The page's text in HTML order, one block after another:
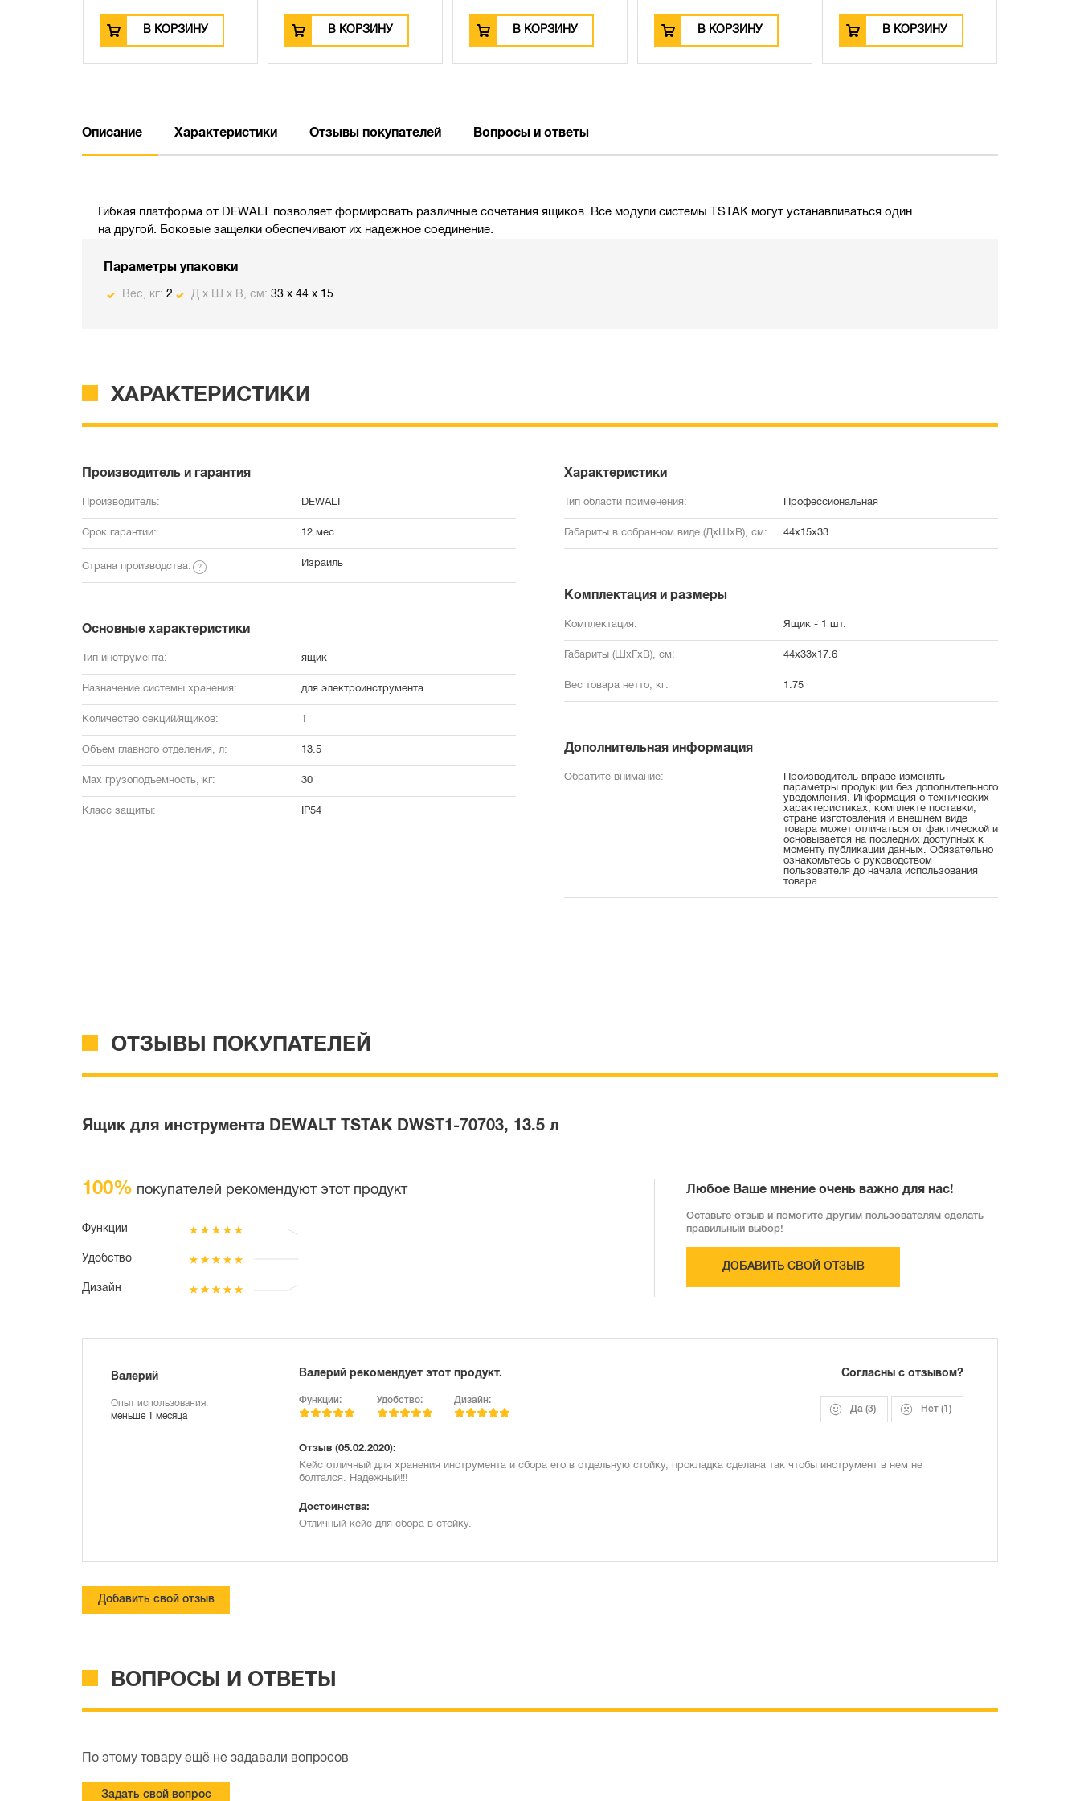
В КОРЗИНУ В КОРЗИНУ В КОРЗИНУ В КОРЗИНУ В КОРЗИНУ
Описание Характеристики Отзывы покупателей Вопросы и ответы
Гибкая платформа от DEWALT позволяет формировать различные сочетания ящиков. Все модули системы TSTAK могут устанавливаться один
на другой. Боковые защелки обеспечивают их надежное соединение.
Параметры упаковки
Вес, кг: 2 Д х Ш х В, см: 33 x 44 x 15
ХАРАКТЕРИСТИКИ
Производитель и гарантия
Производитель: DEWALT
Срок гарантии: 12 мес
Страна производства: Израиль
Основные характеристики
Тип инструмента: ящик
Назначение системы хранения: для электроинструмента
Количество секций/ящиков: 1
Объем главного отделения, л: 13.5
Max грузоподъемность, кг: 30
Класс защиты: IP54
Характеристики
Тип области применения: Профессиональная
Габариты в собранном виде (ДxШxВ), см: 44x15x33
Комплектация и размеры
Комплектация: Ящик - 1 шт.
Габариты (ШxГxВ), см: 44x33x17.6
Вес товара нетто, кг: 1.75
Дополнительная информация
Обратите внимание:
Производитель вправе изменять
параметры продукции без дополнительного
уведомления. Информация о технических
характеристиках, комплекте поставки,
стране изготовления и внешнем виде
товара может отличаться от фактической и
основывается на последних доступных к
моменту публикации данных. Обязательно
ознакомьтесь с руководством
пользователя до начала использования
товара.
ОТЗЫВЫ ПОКУПАТЕЛЕЙ
Ящик для инструмента DEWALT TSTAK DWST1-70703, 13.5 л
100% покупателей рекомендуют этот продукт
Функции
Удобство
Дизайн
Любое Ваше мнение очень важно для нас!
Оставьте отзыв и помогите другим пользователям сделать
правильный выбор!
ДОБАВИТЬ СВОЙ ОТЗЫВ
Валерий
Опыт использования:
меньше 1 месяца
Валерий рекомендует этот продукт.
Функции: Удобство: Дизайн:
Согласны с отзывом?
Да (3) Нет (1)
Отзыв (05.02.2020):
Кейс отличный для хранения инструмента и сбора его в отдельную стойку, прокладка сделана так чтобы инструмент в нем не
болтался. Надежный!!!
Достоинства:
Отличный кейс для сбора в стойку.
Добавить свой отзыв
ВОПРОСЫ И ОТВЕТЫ
По этому товару ещё не задавали вопросов
Задать свой вопрос